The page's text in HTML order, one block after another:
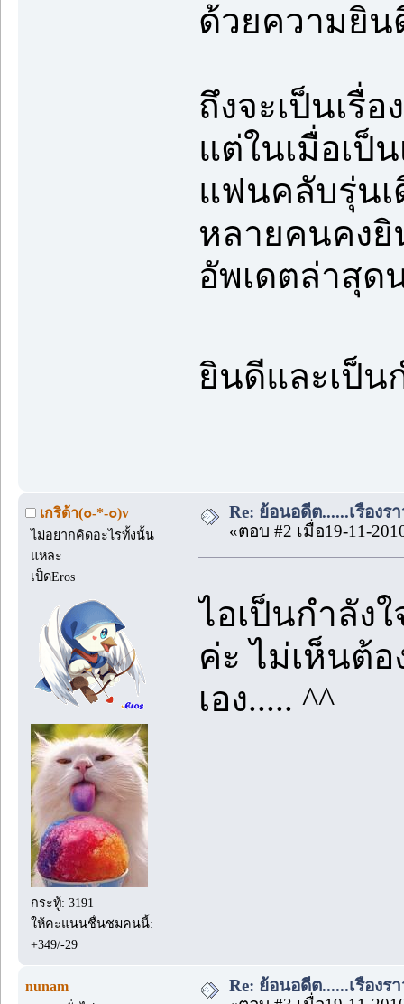
ด้วยความยิน
ถึงจะเป็นเรื่อ
แต่ในเมื่อเป็
แฟนคลับรุ่นเ
หลายคนคงยิ
อัพเดตล่าสุด
ยินดีและเป็
เกริด้า(๐-*-๐)v
ไม่อยากคิดอะไรทั้งนั้น
แหละ
เป็ดEros
กระทู้: 3191
ให้คะแนนชื่นชมคนนี้:
+349/-29
Re: ย้อนอดีต......เรื่องร
«ตอบ #2 เมื่อ19-11-
ไอเป็นกำลัง
ค่ะ ไม่เห็นต้
เอง..... ^^
nunam
Re: ย้อนอดีต......เรื่องร